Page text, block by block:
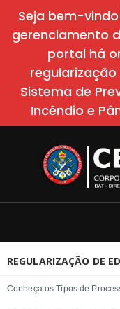
Seja bem-
gerenciamento
portal há
Sistema de
Incêndio e
REGULARIZAÇÃO DE
Conheça os Tipos de